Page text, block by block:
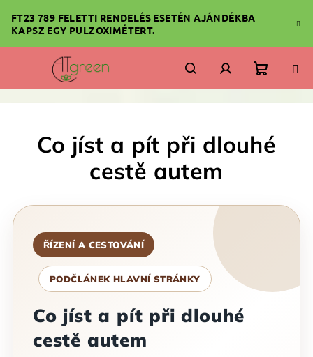
tartalomhoz
FT23 789 FELETTI RENDELÉS ESETÉN AJÁNDÉKBA
KAPSZ EGY PULZOXIMÉTERT.
KeresésBejelentkezés
Kosár
Co jíst a pít při dlouhé
cestě autem
ŘÍZENÍ A CESTOVÁNÍ
PODČLÁNEK HLAVNÍ STRÁNKY
Co jíst a pít při dlouhé
cestě autem